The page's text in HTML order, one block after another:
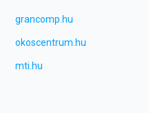
grancomp.hu
okoscentrum.hu
mti.hu